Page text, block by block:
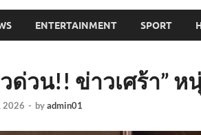
ENTERTAINMENT SPORT
ด่วน!! ข่าวเศร้า” ห
2026 - byadmin01